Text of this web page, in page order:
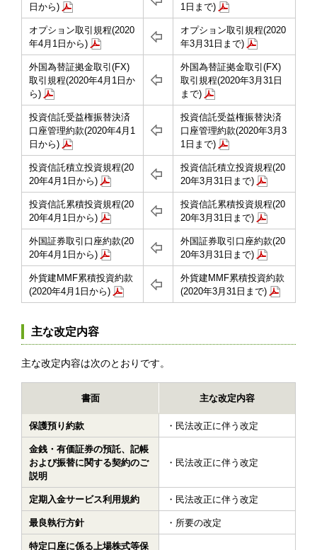
日から)
1日まで)
オプション取引規程(2020
年4月1日から)
オプション取引規程(2020
年3月31日まで)
外国為替証拠金取引(FX)
取引規程(2020年4月1日か
ら)
外国為替証拠金取引(FX)
取引規程(2020年3月31日
まで)
投資信託受益権振替決済
口座管理約款(2020年4月1
日から)
投資信託受益権振替決済
口座管理約款(2020年3月3
1日まで)
投資信託積立投資規程(20
20年4月1日から)
投資信託積立投資規程(20
20年3月31日まで)
投資信託累積投資規程(20
20年4月1日から)
投資信託累積投資規程(20
20年3月31日まで)
外国証券取引口座約款(20
20年4月1日から)
外国証券取引口座約款(20
20年3月31日まで)
外貨建MMF累積投資約款
(2020年4月1日から)
外貨建MMF累積投資約款
(2020年3月31日まで)
主な改定内容
主な改定内容は次のとおりです。
書面 主な改定内容
保護預り約款 民法改正に伴う改定
金銭・有価証券の預託、記帳
および振替に関する契約のご
説明
民法改正に伴う改定
定期入金サービス利用規約 民法改正に伴う改定
最良執行方針 所要の改定
特定口座に係る上場株式等保